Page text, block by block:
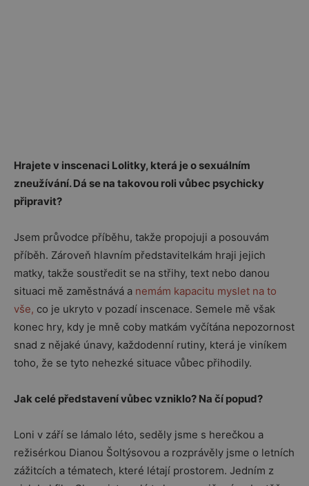
Hrajete v inscenaci Lolitky, která je o sexuálním
zneužívání. Dá se na takovou roli vůbec psychicky
připravit?
Jsem průvodce příběhu, takže propojuji a posouvám
příběh. Zároveň hlavním představitelkám hraji jejich
matky, takže soustředit se na střihy, text nebo danou
situaci mě zaměstnává a nemám kapacitu myslet na to
vše, co je ukryto v pozadí inscenace. Semele mě však
konec hry, kdy je mně coby matkám vyčítána nepozornost
snad z nějaké únavy, každodenní rutiny, která je viníkem
toho, že se tyto nehezké situace vůbec přihodily.
Jak celé představení vůbec vzniklo? Na čí popud?
Loni v září se lámalo léto, seděly jsme s herečkou a
režisérkou Dianou Šoltýsovou a rozprávěly jsme o letních
zážitcích a tématech, které létají prostorem. Jedním z